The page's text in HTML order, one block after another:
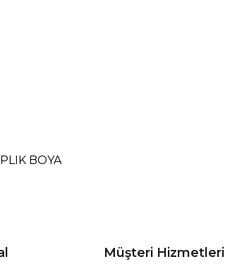
BOYA
Müşteri Hizmetleri